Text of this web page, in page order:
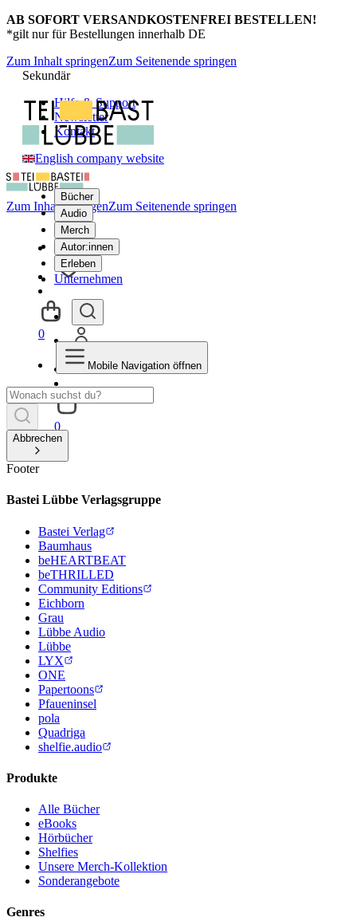
AB SOFORT VERSANDKOSTENFREI BESTELLEN!
*gilt nur für Bestellungen innerhalb DE
Zum Inhalt springenZum Seitenende springen
Sekundär
Hilfe & Support
Newsletter
Kontakt
English company website
Bücher
Audio
Merch
Autor:innen
Erleben
Unternehmen
0
Zum Inhalt springenZum Seitenende springen
0
Mobile Navigation öffnen
Abbrechen
Footer
Bastei Lübbe Verlagsgruppe
Bastei Verlag
Baumhaus
beHEARTBEAT
beTHRILLED
Community Editions
Eichborn
Grau
Lübbe Audio
Lübbe
LYX
ONE
Papertoons
Pfaueninsel
pola
Quadriga
shelfie.audio
Produkte
Alle Bücher
eBooks
Hörbücher
Shelfies
Unsere Merch-Kollektion
Sonderangebote
Genres